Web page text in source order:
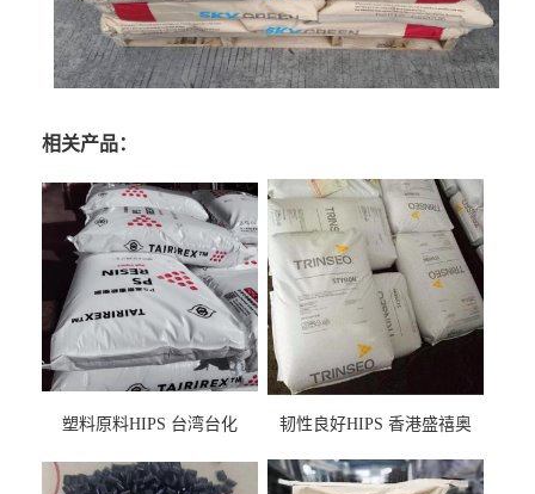
相关产品：
塑料原料HIPS 台湾台化
用料
韧性良好HIPS 香港盛禧奥